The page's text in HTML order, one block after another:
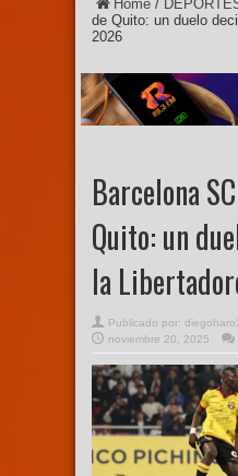
Home /
de Quito: un duelo
2026
Barcelona
Quito: un
la
Publicado por:
noviembre 20, 2025